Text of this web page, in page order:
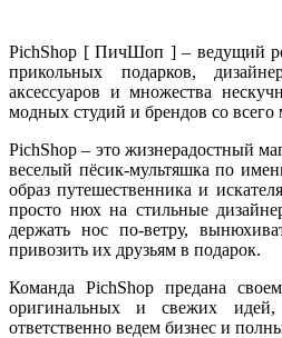
PichShop [ ПичШоп ] – ведущий
прикольных подарков,
аксессуаров и множества
модных студий и брендов со всего
PichShop – это жизнерадостный
веселый пёсик-мультяшка по
образ путешественника и
просто нюх на стильные
держать нос по-ветру,
привозить их друзьям в подарок.
Команда PichShop предана
оригинальных и свежих
ответственно ведем бизнес и